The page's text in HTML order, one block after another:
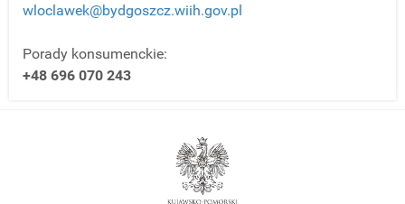
wloclawek@bydgoszcz.wiih.gov.pl
Porady konsumenckie:
+48 696 070 243